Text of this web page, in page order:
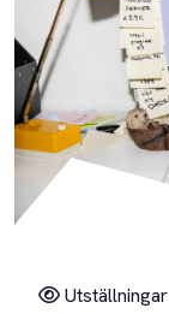
Utställningar